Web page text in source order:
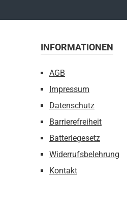
INFORMATIONEN
AGB
Impressum
Datenschutz
Barrierefreiheit
Batteriegesetz
Widerrufsbelehrung
Kontakt